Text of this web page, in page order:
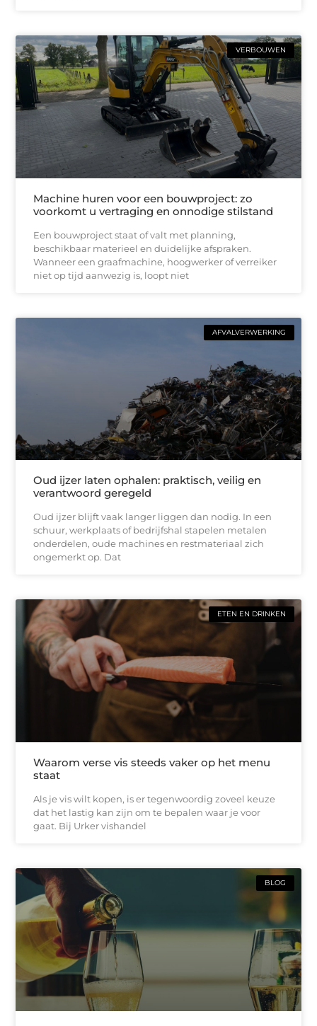
VERBOUWEN
Machine huren voor een bouwproject: zo
voorkomt u vertraging en onnodige stilstand
Een bouwproject staat of valt met planning,
beschikbaar materieel en duidelijke afspraken.
Wanneer een graafmachine, hoogwerker of verreiker
niet op tijd aanwezig is, loopt niet
AFVALVERWERKING
Oud ijzer laten ophalen: praktisch, veilig en
verantwoord geregeld
Oud ijzer blijft vaak langer liggen dan nodig. In een
schuur, werkplaats of bedrijfshal stapelen metalen
onderdelen, oude machines en restmateriaal zich
ongemerkt op. Dat
ETEN EN DRINKEN
Waarom verse vis steeds vaker op het menu
staat
Als je vis wilt kopen, is er tegenwoordig zoveel keuze
dat het lastig kan zijn om te bepalen waar je voor
gaat. Bij Urker vishandel
BLOG